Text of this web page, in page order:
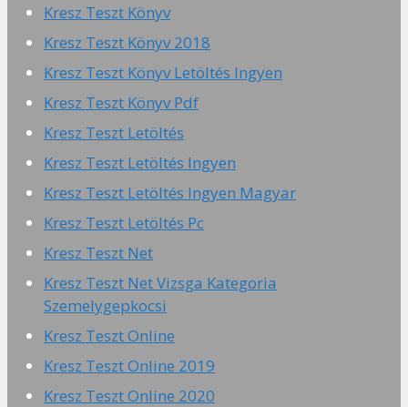
Kresz Teszt Könyv
Kresz Teszt Könyv 2018
Kresz Teszt Könyv Letöltés Ingyen
Kresz Teszt Könyv Pdf
Kresz Teszt Letöltés
Kresz Teszt Letöltés Ingyen
Kresz Teszt Letöltés Ingyen Magyar
Kresz Teszt Letöltés Pc
Kresz Teszt Net
Kresz Teszt Net Vizsga Kategoria
Szemelygepkocsi
Kresz Teszt Online
Kresz Teszt Online 2019
Kresz Teszt Online 2020